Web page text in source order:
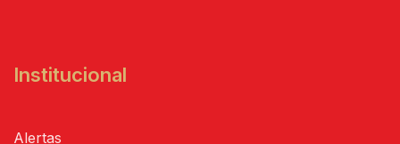
Institucional
Alertas